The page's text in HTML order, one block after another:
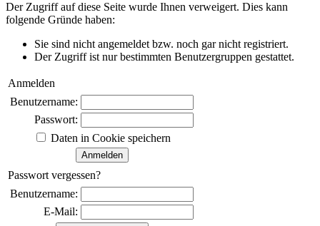
Der Zugriff auf diese Seite wurde Ihnen verweigert. Dies kann
folgende Gründe haben:
Sie sind nicht angemeldet bzw. noch gar nicht registriert.
Der Zugriff ist nur bestimmten Benutzergruppen gestattet.
Anmelden
Benutzername:
Passwort:
Daten in Cookie speichern
Passwort vergessen?
Benutzername:
E-Mail: